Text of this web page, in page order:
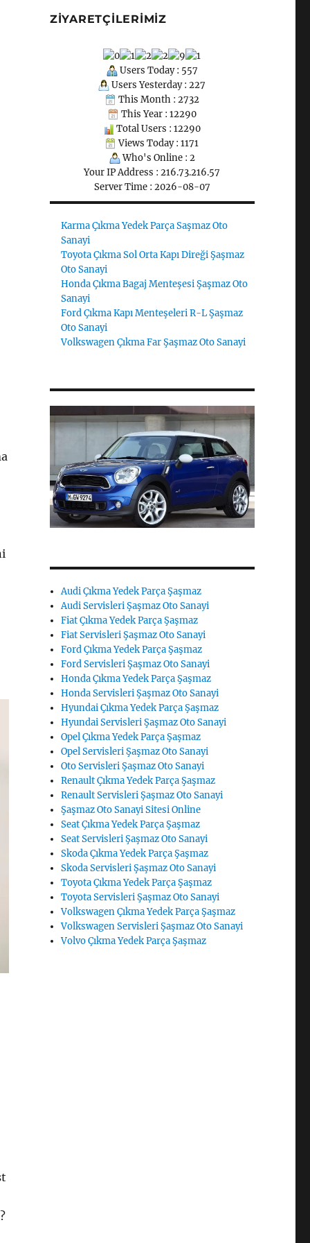
ZIYARETÇILERIMIZ
Users Today : 557
Users Yesterday : 227
This Month : 2732
This Year : 12290
Total Users : 12290
Views Today : 1171
Who's Online : 2
Your IP Address : 216.73.216.57
Server Time : 2026-08-07
Karma Çıkma Yedek Parça Saşmaz Oto
Sanayi
Toyota Çıkma Sol Orta Kapı Direği Şaşmaz
Oto Sanayi
Honda Çıkma Bagaj Menteşesi Şaşmaz Oto
Sanayi
Ford Çıkma Kapı Menteşeleri R-L Şaşmaz
Oto Sanayi
Volkswagen Çıkma Far Şaşmaz Oto Sanayi
Audi Çıkma Yedek Parça Şaşmaz
Audi Servisleri Şaşmaz Oto Sanayi
Fiat Çıkma Yedek Parça Şaşmaz
Fiat Servisleri Şaşmaz Oto Sanayi
Ford Çıkma Yedek Parça Şaşmaz
Ford Servisleri Şaşmaz Oto Sanayi
Honda Çıkma Yedek Parça Şaşmaz
Honda Servisleri Şaşmaz Oto Sanayi
Hyundai Çıkma Yedek Parça Şaşmaz
Hyundai Servisleri Şaşmaz Oto Sanayi
Opel Çıkma Yedek Parça Şaşmaz
Opel Servisleri Şaşmaz Oto Sanayi
Oto Servisleri Şaşmaz Oto Sanayi
Renault Çıkma Yedek Parça Şaşmaz
Renault Servisleri Şaşmaz Oto Sanayi
Şaşmaz Oto Sanayi Sitesi Online
Seat Çıkma Yedek Parça Şaşmaz
Seat Servisleri Şaşmaz Oto Sanayi
Skoda Çıkma Yedek Parça Şaşmaz
Skoda Servisleri Şaşmaz Oto Sanayi
Toyota Çıkma Yedek Parça Şaşmaz
Toyota Servisleri Şaşmaz Oto Sanayi
Volkswagen Çıkma Yedek Parça Şaşmaz
Volkswagen Servisleri Şaşmaz Oto Sanayi
Volvo Çıkma Yedek Parça Şaşmaz